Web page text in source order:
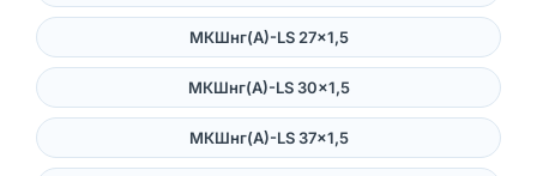
МКШнг(А)-LS 27×1,5
МКШнг(А)-LS 30×1,5
МКШнг(А)-LS 37×1,5